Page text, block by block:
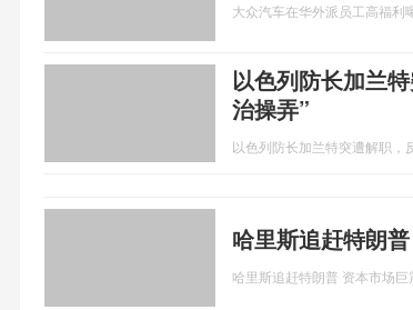
大众汽车在华外派员工高福利
以色列防长加兰
治操弄”
以色列防长加兰特突遭解职，
哈里斯追赶特朗
哈里斯追赶特朗普 资本市场巨